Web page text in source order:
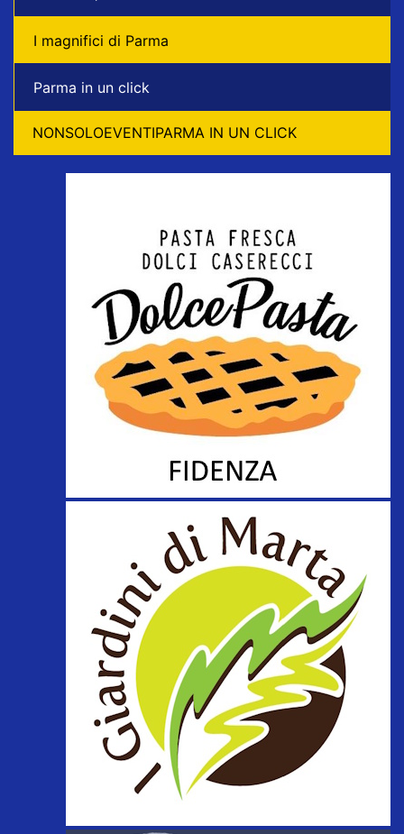
I magnifici di Parma
Parma in un click
NONSOLOEVENTIPARMA IN UN CLICK